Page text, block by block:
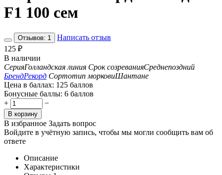
F1 100 сем
Отзывов: 1
Написать отзыв
125 ₽
В наличии
СерияГолландская линия Срок созреванияСреднепоздний
БрендРекорд Сортотип морковиШантане
Цена в баллах: 125 баллов
Бонусные баллы: 6 баллов
+
−
В корзину
В избранное Задать вопрос
Войдите в учётную запись, чтобы мы могли сообщить вам об
ответе
Описание
Характеристики